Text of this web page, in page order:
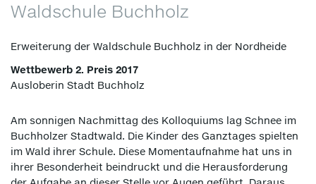
Waldschule Buchholz
Erweiterung der Waldschule Buchholz in der Nordheide
Wettbewerb 2. Preis 2017
Ausloberin Stadt Buchholz
Am sonnigen Nachmittag des Kolloquiums lag Schnee im
Buchholzer Stadtwald. Die Kinder des Ganztages spielten
im Wald ihrer Schule. Diese Momentaufnahme hat uns in
ihrer Besonderheit beindruckt und die Herausforderung